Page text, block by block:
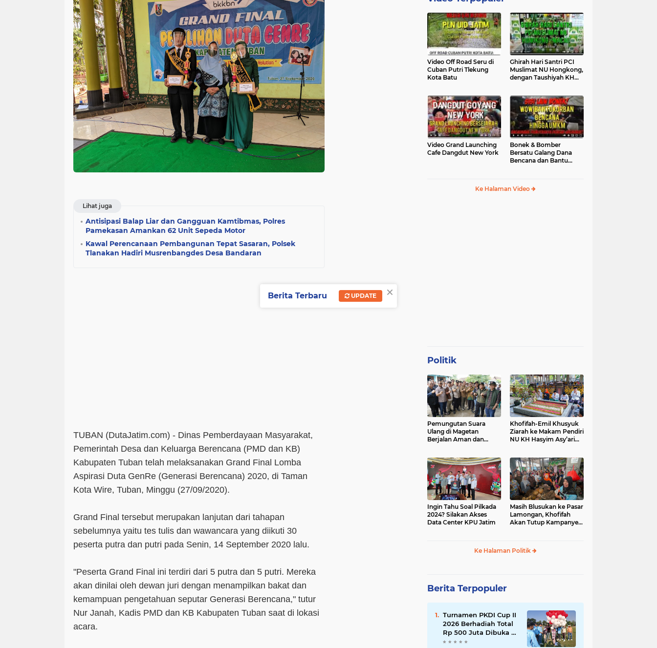
Lihat juga
Antisipasi Balap Liar dan Gangguan Kamtibmas, Polres
Pamekasan Amankan 62 Unit Sepeda Motor
Kawal Perencanaan Pembangunan Tepat Sasaran, Polsek
Tlanakan Hadiri Musrenbangdes Desa Bandaran
TUBAN (DutaJatim.com) - Dinas Pemberdayaan Masyarakat,
Pemerintah Desa dan Keluarga Berencana (PMD dan KB)
Kabupaten Tuban telah melaksanakan Grand Final Lomba
Aspirasi Duta GenRe (Generasi Berencana) 2020, di Taman
Kota Wire, Tuban, Minggu (27/09/2020).
Grand Final tersebut merupakan lanjutan dari tahapan
sebelumnya yaitu tes tulis dan wawancara yang diikuti 30
peserta putra dan putri pada Senin, 14 September 2020 lalu.
"Peserta Grand Final ini terdiri dari 5 putra dan 5 putri. Mereka
akan dinilai oleh dewan juri dengan menampilkan bakat dan
kemampuan pengetahuan seputar Generasi Berencana," tutur
Nur Janah, Kadis PMD dan KB Kabupaten Tuban saat di lokasi
acara.
Video Off Road Seru di
Cuban Putri Tlekung
Kota Batu
Ghirah Hari Santri PCI
Muslimat NU Hongkong,
dengan Taushiyah KH
Video Grand Launching
Cafe Dangdut New York
Bonek & Bomber
Bersatu Galang Dana
Bencana dan Bantu
Ke Halaman Video
Politik
Pemungutan Suara
Ulang di Magetan
Berjalan Aman dan
Khofifah-Emil Khusyuk
Ziarah ke Makam Pendiri
NU KH Hasyim Asy’ari
Ingin Tahu Soal Pilkada
2024? Silakan Akses
Data Center KPU Jatim
Masih Blusukan ke Pasar
Lamongan, Khofifah
Akan Tutup Kampanye
Ke Halaman Politik
Berita Terpopuler
Turnamen PKDI Cup II
2026 Berhadiah Total
Rp 500 Juta Dibuka di
Jombang, Ketua PKDI
×
Berita Terbaru UPDATE